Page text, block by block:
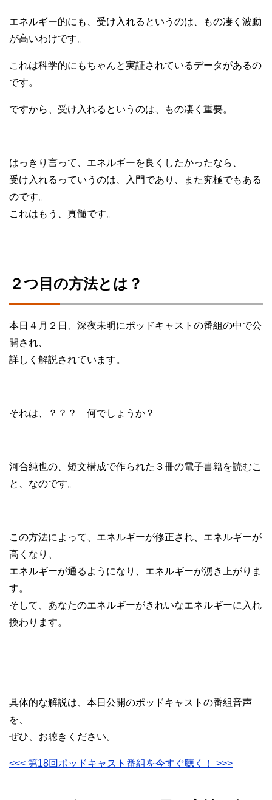
エネルギー的にも、受け入れるというのは、もの凄く波動
が高いわけです。
これは科学的にもちゃんと実証されているデータがあるの
です。
ですから、受け入れるというのは、もの凄く重要。
はっきり言って、エネルギーを良くしたかったなら、
受け入れるっていうのは、入門であり、また究極でもある
のです。
これはもう、真髄です。
２つ目の方法とは？
本日４月２日、深夜未明にポッドキャストの番組の中で公
開され、
詳しく解説されています。
それは、？？？ 何でしょうか？
河合純也の、短文構成で作られた３冊の電子書籍を読むこ
と、なのです。
この方法によって、エネルギーが修正され、エネルギーが
高くなり、
エネルギーが通るようになり、エネルギーが湧き上がりま
す。
そして、あなたのエネルギーがきれいなエネルギーに入れ
換わります。
具体的な解説は、本日公開のポッドキャストの番組音声
を、
ぜひ、お聴きください。
<<< 第18回ポッドキャスト番組を今すぐ聴く！ >>>